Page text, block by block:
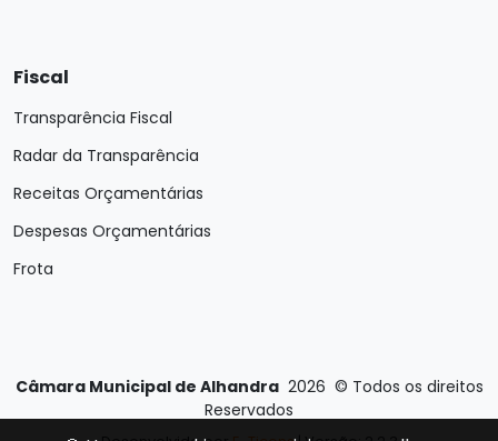
Fiscal
Transparência Fiscal
Radar da Transparência
Receitas Orçamentárias
Despesas Orçamentárias
Frota
Câmara Municipal de Alhandra 2026 © Todos os direitos
Reservados